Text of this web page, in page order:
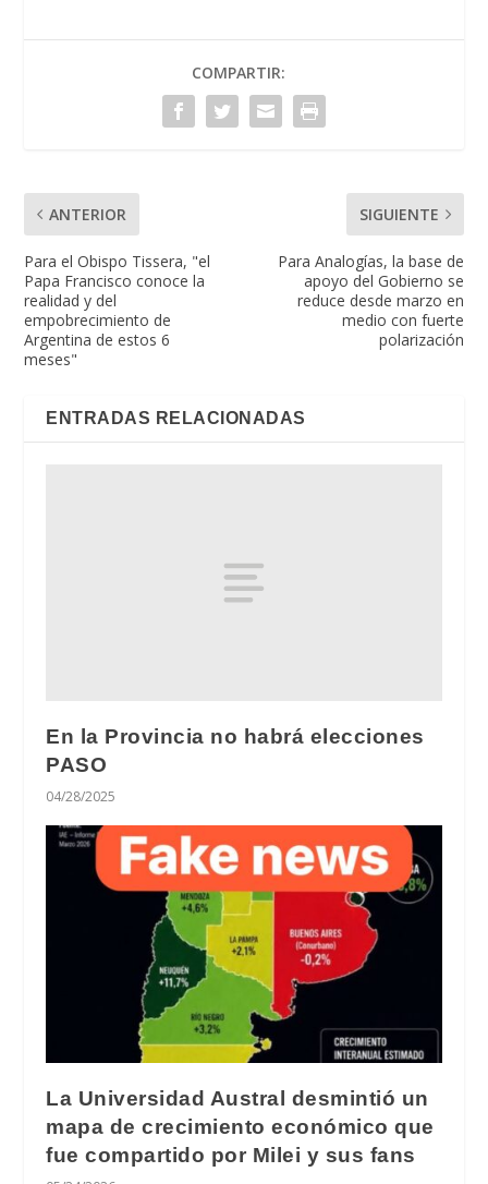
COMPARTIR:
ANTERIOR
Para el Obispo Tissera, "el
Papa Francisco conoce la
realidad y del
empobrecimiento de
Argentina de estos 6
meses"
SIGUIENTE
Para Analogías, la base de
apoyo del Gobierno se
reduce desde marzo en
medio con fuerte
polarización
ENTRADAS RELACIONADAS
En la Provincia no habrá elecciones
PASO
04/28/2025
La Universidad Austral desmintió un
mapa de crecimiento económico que
fue compartido por Milei y sus fans